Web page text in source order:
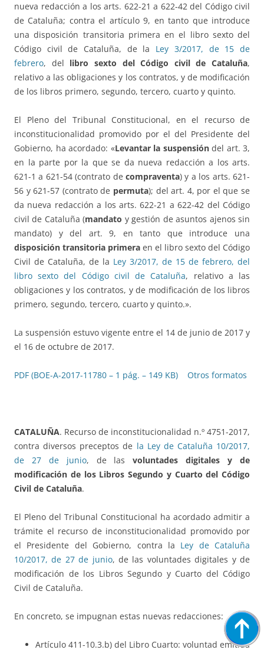
nueva redacción a los arts. 622-21 a 622-42 del Código civil
de Cataluña; contra el artículo 9, en tanto que introduce
una disposición transitoria primera en el libro sexto del
Código civil de Cataluña, de la Ley 3/2017, de 15 de
febrero, del libro sexto del Código civil de Cataluña,
relativo a las obligaciones y los contratos, y de modificación
de los libros primero, segundo, tercero, cuarto y quinto.
El Pleno del Tribunal Constitucional, en el recurso de
inconstitucionalidad promovido por el del Presidente del
Gobierno, ha acordado: «Levantar la suspensióndel art. 3,
en la parte por la que se da nueva redacción a los arts.
621-1 a 621-54 (contrato de compraventa) y a los arts. 621-
56 y 621-57 (contrato de permuta); del art. 4, por el que se
da nueva redacción a los arts. 622-21 a 622-42 del Código
civil de Cataluña (mandato y gestión de asuntos ajenos sin
mandato) y del art. 9, en tanto que introduce una
disposición transitoria primera en el libro sexto del Código
Civil de Cataluña, de la Ley 3/2017, de 15 de febrero, del
libro sexto del Código civil de Cataluña, relativo a las
obligaciones y los contratos, y de modificación de los libros
primero, segundo, tercero, cuarto y quinto.».
La suspensión estuvo vigente entre el 14 de junio de 2017 y
el 16 de octubre de 2017.
PDF (BOE-A-2017-11780 – 1 pág. – 149 KB) Otros formatos
CATALUÑA. Recurso de inconstitucionalidad n.º 4751-2017,
contra diversos preceptos de la Ley de Cataluña 10/2017,
de 27 de junio, de lasvoluntades digitales y de
modificación de los Libros Segundo y Cuarto del Código
Civil de Cataluña.
El Pleno del Tribunal Constitucional ha acordado admitir a
trámite el recurso de inconstitucionalidad promovido por
el Presidente del Gobierno, contra la Ley de Cataluña
10/2017, de 27 de junio, de las voluntades digitales y de
modificación de los Libros Segundo y Cuarto del Código
Civil de Cataluña.
En concreto, se impugnan estas nuevas redacciones:
Artículo 411-10.3.b) del Libro Cuarto: voluntad emitida